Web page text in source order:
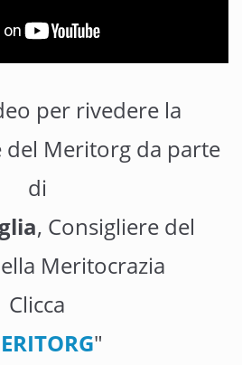
per rivedere la
del Meritorg da parte
di
, Consigliere del
Meritocrazia
Clicca
"